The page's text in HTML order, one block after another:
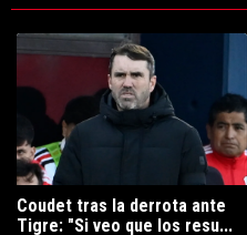
Un artículo de tendencia con el
Coudet tras la derrota ante
Tigre: "Si veo que los resu...